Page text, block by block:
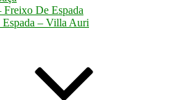
Freixo De Espada
– Villa Auri